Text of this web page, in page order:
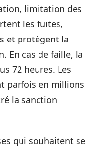
limitation des
les fuites,
et protègent la
En cas de faille, la
72 heures. Les
parfois en millions
la sanction
qui souhaitent se